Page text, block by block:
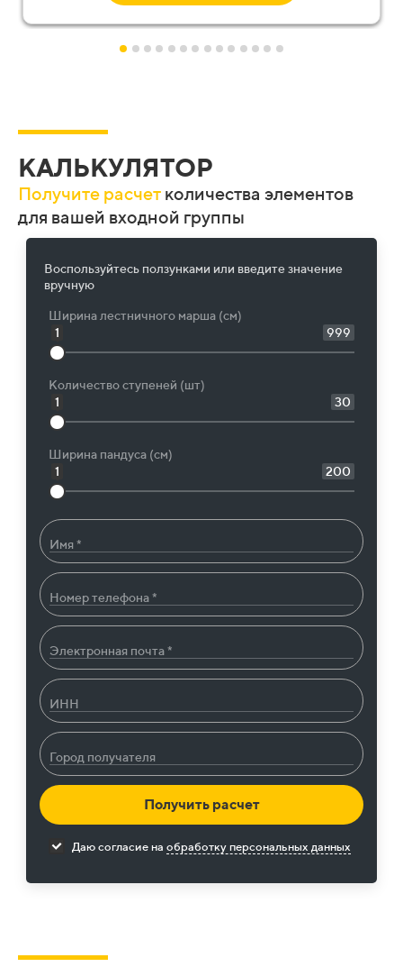
КАЛЬКУЛЯТОР
Получите расчет количества элементов
для вашей входной группы
Воспользуйтесь ползунками или введите значение
вручную
Ширина лестничного марша (см)
999
1
Количество ступеней (шт)
30
1
Ширина пандуса (см)
200
1
Имя *
Номер телефона *
Электронная почта *
ИНН
Город получателя
Получить расчет
Даю согласие на обработку персональных данных